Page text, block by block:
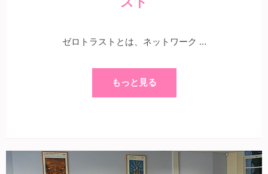
ゼロトラストとは、ネットワーク …
もっと見る